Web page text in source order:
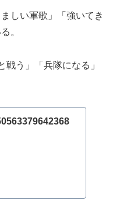
しい軍歌」「強いてき
。
う」「兵隊になる」